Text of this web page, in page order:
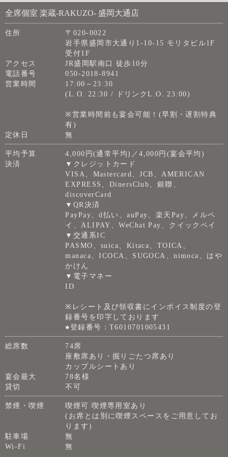
全席個室 楽蔵‐RAKUZO‐ 盛岡大通店
住所
〒020-0022
岩手県盛岡市大通り1-10-15 モリタビル1F
受付1F
アクセス
JR盛岡駅南口 徒歩10分
電話番号
050-2018-8941
営業時間
17:00～23:30
(L.O. 22:30 / ドリンクL.O. 23:00)
※営業時間前も宴会可能！(早割・遅割特典
有)
定休日
無
平均予算
4,000円(通常平均)／4,000円(宴会平均)
決済
▼クレジットカード
VISA、Mastercard、JCB、AMERICAN
EXPRESS、DinersClub、銀聯、
discoverCard
▼QR決済
PayPay、d払い、auPay、楽天Pay、メルペ
イ、ALIPAY、WeChat Pay、クイックペイ
▼交通系IC
PASMO、suica、Kitaca、TOICA、
manaca、ICOCA、SUGOCA、nimoca、はや
かけん
▼電子マネー
ID
※レシート及び領収書にインボイス制度の登
録番号を印字しております
●登録番号：T6010701005431
総席数
74席
座敷席あり・掘りごたつ席あり
カップルシートあり
宴会最大
78名様
貸切
不可
禁煙・喫煙
喫煙可 喫煙専用室あり
(お席とは別に喫煙スペースをご用意してお
ります)
駐車場
無
Wi-Fi
無